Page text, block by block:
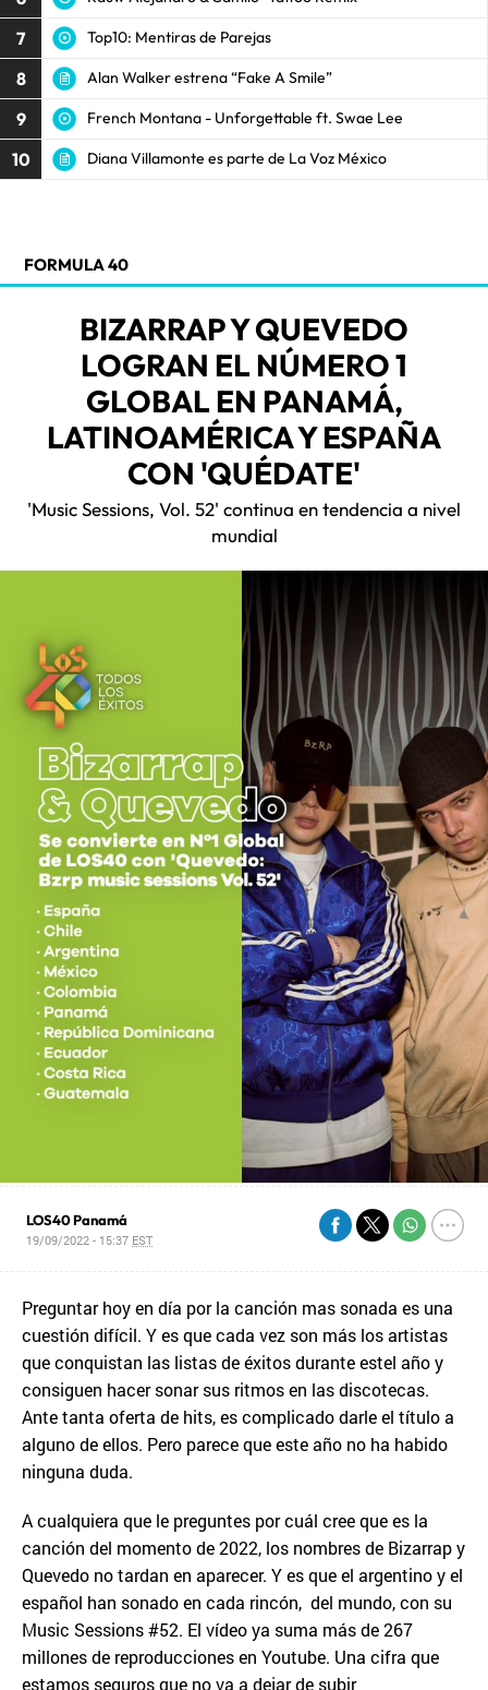
7 Top10: Mentiras de Parejas
8 Alan Walker estrena “Fake A Smile”
9 French Montana - Unforgettable ft. Swae Lee
10 Diana Villamonte es parte de La Voz México
FORMULA 40
BIZARRAP Y QUEVEDO
LOGRAN EL NÚMERO 1
GLOBAL EN PANAMÁ,
LATINOAMÉRICA Y ESPAÑA
CON 'QUÉDATE'
'Music Sessions, Vol. 52' continua en tendencia a nivel
mundial
LOS40 Panamá
19/09/2022 - 15:37 EST
Preguntar hoy en día por la canción mas sonada es una
cuestión difícil. Y es que cada vez son más los artistas
que conquistan las listas de éxitos durante estel año y
consiguen hacer sonar sus ritmos en las discotecas.
Ante tanta oferta de hits, es complicado darle el título a
alguno de ellos. Pero parece que este año no ha habido
ninguna duda.
A cualquiera que le preguntes por cuál cree que es la
canción del momento de 2022, los nombres de Bizarrap y
Quevedo no tardan en aparecer. Y es que el argentino y el
español han sonado en cada rincón, del mundo, con su
Music Sessions #52. El vídeo ya suma más de 267
millones de reproducciones en Youtube. Una cifra que
estamos seguros que no va a dejar de subir